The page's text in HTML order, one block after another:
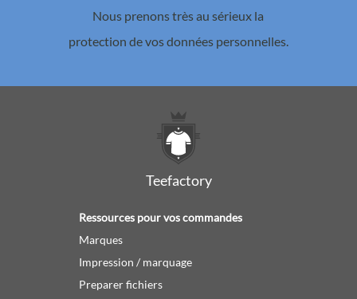
Nous prenons très au sérieux la
protection de vos données personnelles.
Teefactory
Ressources pour vos commandes
Marques
Impression / marquage
Preparer fichiers